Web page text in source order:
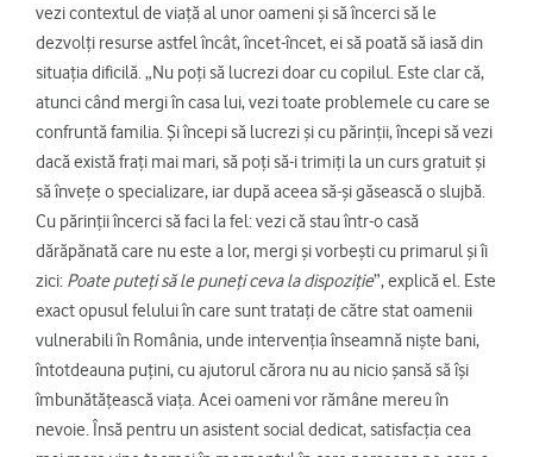
vezi contextul de viață al unor oameni și să încerci să le
dezvolți resurse astfel încât, încet-încet, ei să poată să iasă din
situația dificilă. „Nu poți să lucrezi doar cu copilul. Este clar că,
atunci când mergi în casa lui, vezi toate problemele cu care se
confruntă familia. Și începi să lucrezi și cu părinții, începi să vezi
dacă există frați mai mari, să poți să-i trimiți la un curs gratuit și
să învețe o specializare, iar după aceea să-și găsească o slujbă.
Cu părinții încerci să faci la fel: vezi că stau într-o casă
dărăpănată care nu este a lor, mergi și vorbești cu primarul și îi
zici: Poate puteți să le puneți ceva la dispoziție”, explică el. Este
exact opusul felului în care sunt tratați de către stat oamenii
vulnerabili în România, unde intervenția înseamnă niște bani,
întotdeauna puțini, cu ajutorul cărora nu au nicio șansă să își
îmbunătățească viața. Acei oameni vor rămâne mereu în
nevoie. Însă pentru un asistent social dedicat, satisfacția cea